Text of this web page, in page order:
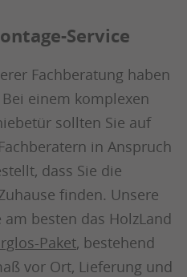
Service
Fachberatung haben
einem komplexen
sollten Sie auf
in Anspruch
dass Sie die
finden. Unsere
besten das HolzLand
Paket, bestehend
vor Ort, Lieferung und